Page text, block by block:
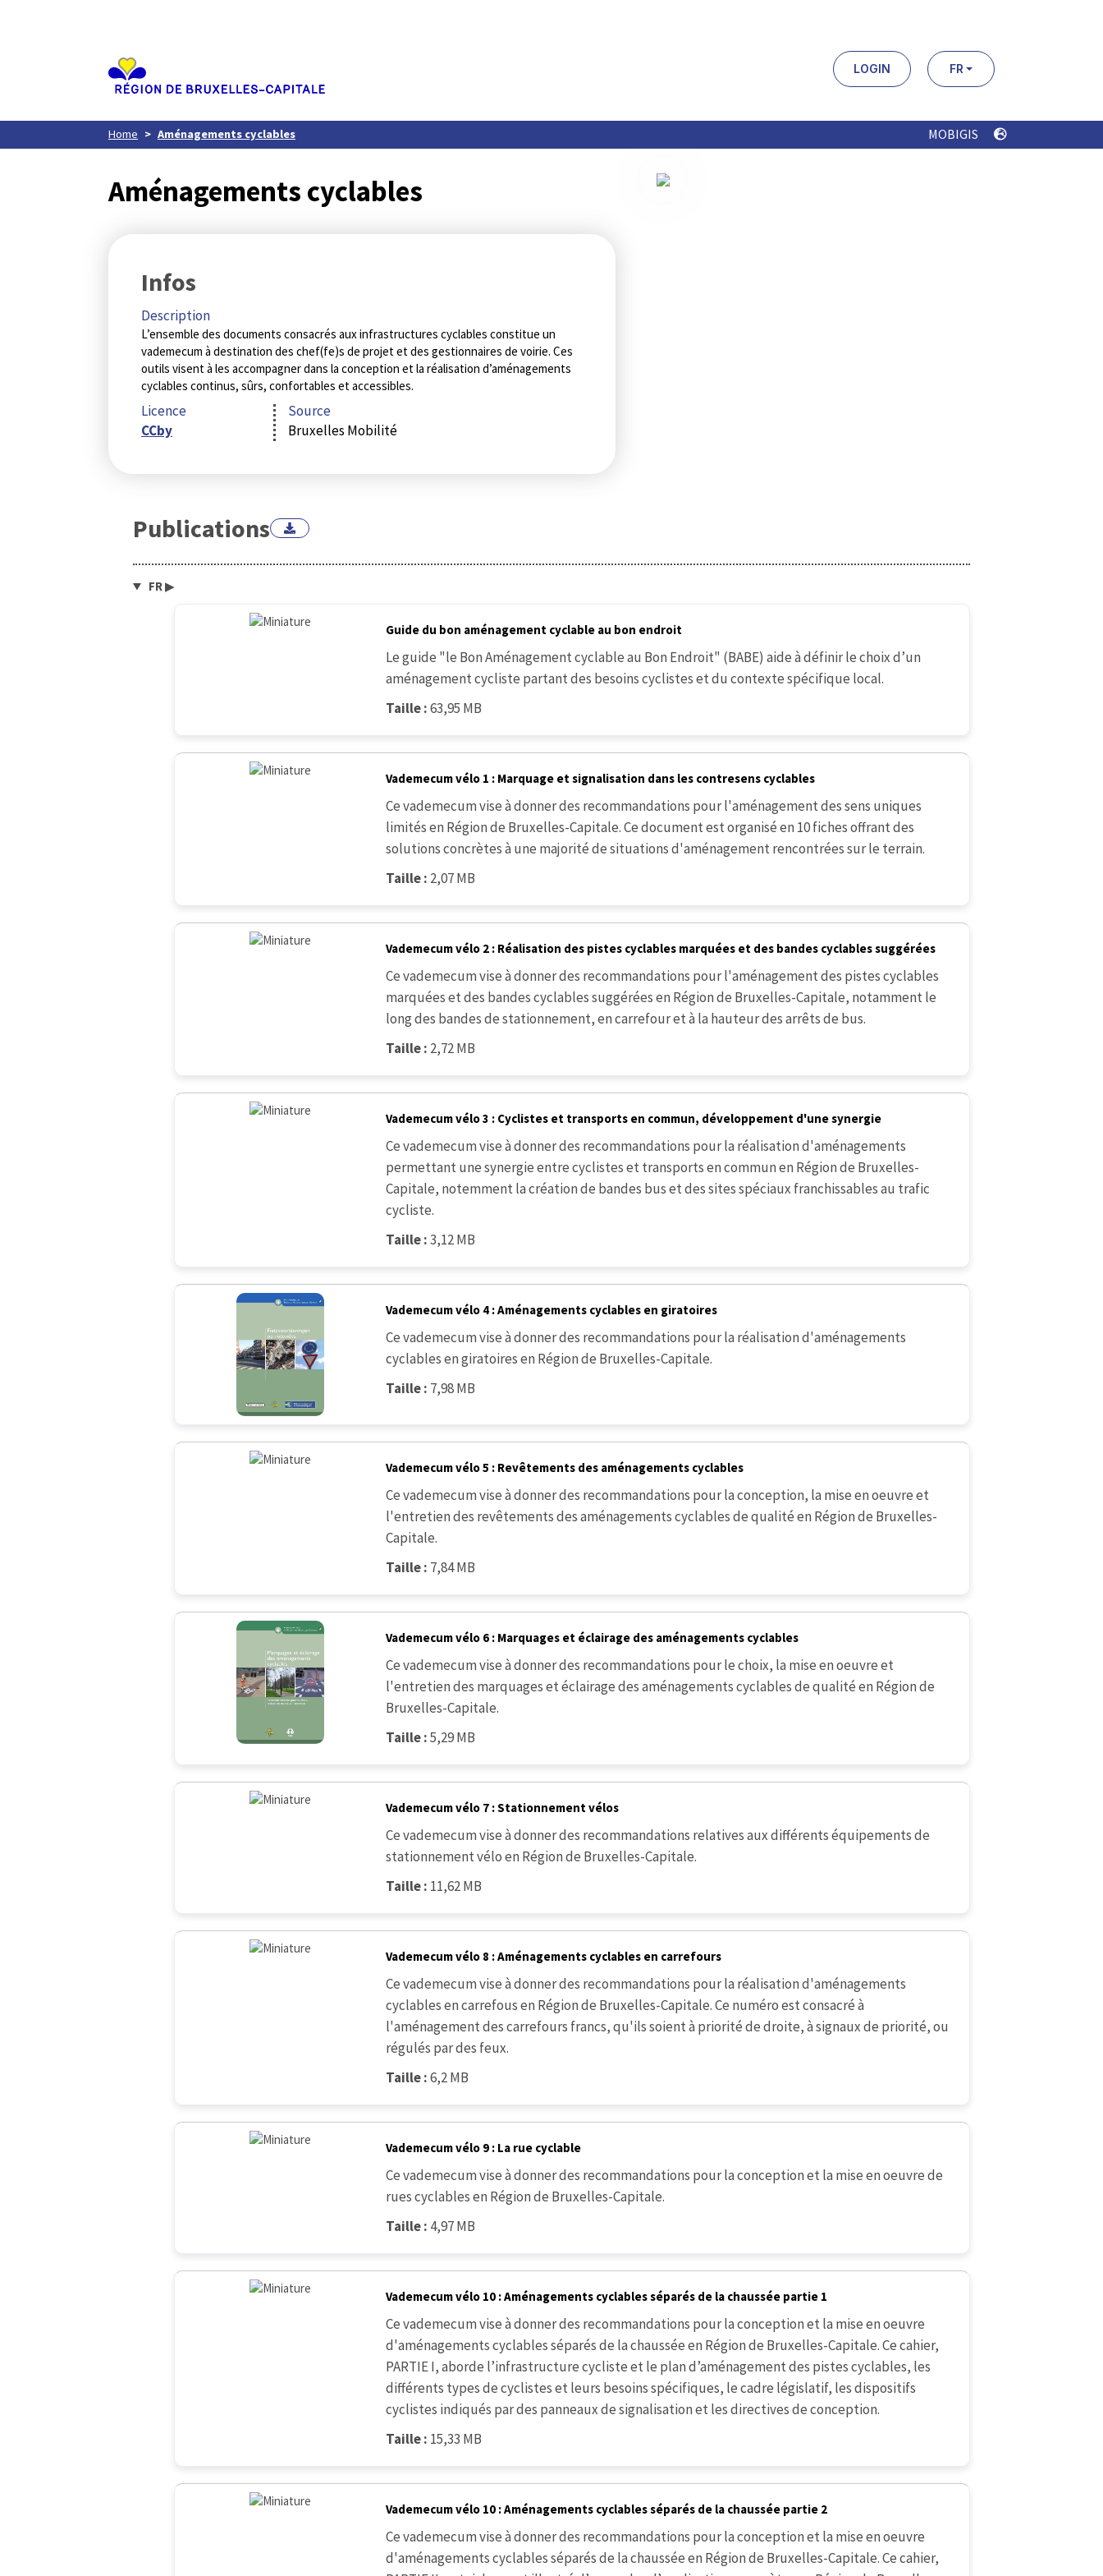
LOGIN FR
Home Aménagements cyclables MOBIGIS
Aménagements cyclables
Infos
Description
L’ensemble des documents consacrés aux infrastructures cyclables constitue un
vademecum à destination des chef(fe)s de projet et des gestionnaires de voirie. Ces
outils visent à les accompagner dans la conception et la réalisation d’aménagements
cyclables continus, sûrs, confortables et accessibles.
Licence
CCby
Source
Bruxelles Mobilité
Publications
FR▶
Guide du bon aménagement cyclable au bon endroit
Le guide "le Bon Aménagement cyclable au Bon Endroit" (BABE) aide à définir le choix d’un
aménagement cycliste partant des besoins cyclistes et du contexte spécifique local.
Taille :63,95 MB
Vademecum vélo 1 : Marquage et signalisation dans les contresens cyclables
Ce vademecum vise à donner des recommandations pour l'aménagement des sens uniques
limités en Région de Bruxelles-Capitale. Ce document est organisé en 10 fiches offrant des
solutions concrètes à une majorité de situations d'aménagement rencontrées sur le terrain.
Taille : 2,07 MB
Vademecum vélo 2 : Réalisation des pistes cyclables marquées et des bandes cyclables suggérées
Ce vademecum vise à donner des recommandations pour l'aménagement des pistes cyclables
marquées et des bandes cyclables suggérées en Région de Bruxelles-Capitale, notamment le
long des bandes de stationnement, en carrefour et à la hauteur des arrêts de bus.
Taille : 2,72 MB
Vademecum vélo 3 : Cyclistes et transports en commun, développement d'une synergie
Ce vademecum vise à donner des recommandations pour la réalisation d'aménagements
permettant une synergie entre cyclistes et transports en commun en Région de Bruxelles-
Capitale, notemment la création de bandes bus et des sites spéciaux franchissables au trafic
cycliste.
Taille :3,12 MB
Vademecum vélo 4 : Aménagements cyclables en giratoires
Ce vademecum vise à donner des recommandations pour la réalisation d'aménagements
cyclables en giratoires en Région de Bruxelles-Capitale.
Taille : 7,98 MB
Vademecum vélo 5 : Revêtements des aménagements cyclables
Ce vademecum vise à donner des recommandations pour la conception, la mise en oeuvre et
l'entretien des revêtements des aménagements cyclables de qualité en Région de Bruxelles-
Capitale.
Taille : 7,84 MB
Vademecum vélo 6 : Marquages et éclairage des aménagements cyclables
Ce vademecum vise à donner des recommandations pour le choix, la mise en oeuvre et
l'entretien des marquages et éclairage des aménagements cyclables de qualité en Région de
Bruxelles-Capitale.
Taille :5,29 MB
Vademecum vélo 7 : Stationnement vélos
Ce vademecum vise à donner des recommandations relatives aux différents équipements de
stationnement vélo en Région de Bruxelles-Capitale.
Taille : 11,62 MB
Vademecum vélo 8 : Aménagements cyclables en carrefours
Ce vademecum vise à donner des recommandations pour la réalisation d'aménagements
cyclables en carrefous en Région de Bruxelles-Capitale. Ce numéro est consacré à
l'aménagement des carrefours francs, qu'ils soient à priorité de droite, à signaux de priorité, ou
régulés par des feux.
Taille :6,2 MB
Vademecum vélo 9 : La rue cyclable
Ce vademecum vise à donner des recommandations pour la conception et la mise en oeuvre de
rues cyclables en Région de Bruxelles-Capitale.
Taille : 4,97 MB
Vademecum vélo 10 : Aménagements cyclables séparés de la chaussée partie 1
Ce vademecum vise à donner des recommandations pour la conception et la mise en oeuvre
d'aménagements cyclables séparés de la chaussée en Région de Bruxelles-Capitale. Ce cahier,
PARTIE I, aborde l’infrastructure cycliste et le plan d’aménagement des pistes cyclables, les
différents types de cyclistes et leurs besoins spécifiques, le cadre législatif, les dispositifs
cyclistes indiqués par des panneaux de signalisation et les directives de conception.
Taille : 15,33 MB
Vademecum vélo 10 : Aménagements cyclables séparés de la chaussée partie 2
Ce vademecum vise à donner des recommandations pour la conception et la mise en oeuvre
d'aménagements cyclables séparés de la chaussée en Région de Bruxelles-Capitale. Ce cahier,